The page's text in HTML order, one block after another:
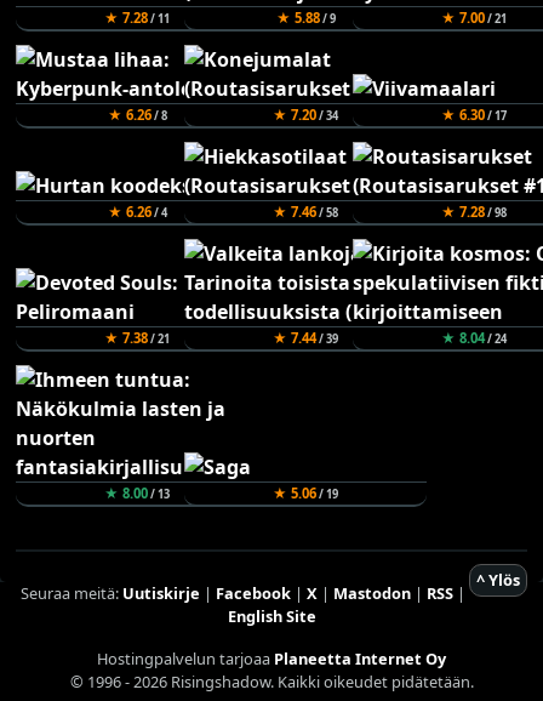
★ 7.28/ 11 ★ 5.88/ 9 ★ 7.00/ 21
★ 6.26/ 8 ★ 7.20/ 34 ★ 6.30/ 17
★ 6.26/ 4 ★ 7.46/ 58 ★ 7.28/ 98
★ 7.38/ 21 ★ 7.44/ 39 ★ 8.04/ 24
★ 8.00/ 13 ★ 5.06/ 19
^ Ylös
Seuraa meitä: Uutiskirje | Facebook| X| Mastodon| RSS|
English Site
Hostingpalvelun tarjoaa Planeetta Internet Oy
© 1996 - 2026 Risingshadow. Kaikki oikeudet pidätetään.